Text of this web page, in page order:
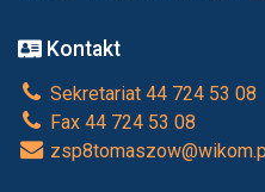
Kontakt
Sekretariat 44 724 53 08
Fax 44 724 53 08
zsp8tomaszow@wikom.pl